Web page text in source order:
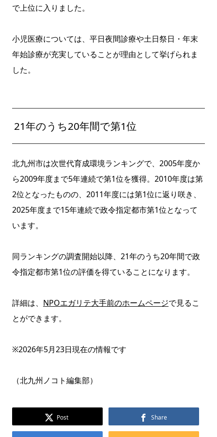
で上位に入りました。
小児医療については、平日夜間診療や土日祭日・年末
年始診療が充実していることが理由として挙げられま
した。
21年のうち20年間で第1位
北九州市は次世代育成環境ランキングで、2005年度か
ら2009年度まで5年連続で第1位を獲得。2010年度は第
2位となったものの、2011年度には第1位に返り咲き、
2025年度まで15年連続で政令指定都市第1位となって
います。
同ランキングの調査開始以降、21年のうち20年間で政
令指定都市第1位の評価を得ていることになります。
詳細は、 NPOエガリテ大手前のホームページで見るこ
とができます。
※2026年5月23日現在の情報です
（北九州ノコト編集部）
Post Share